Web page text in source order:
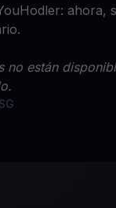
ahora,
no están